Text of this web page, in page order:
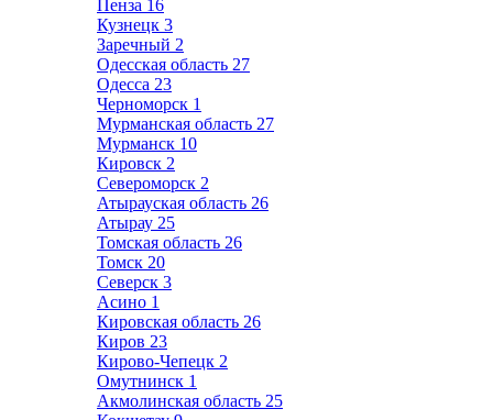
Пенза 16
Кузнецк 3
Заречный 2
Одесская область 27
Одесса 23
Черноморск 1
Мурманская область 27
Мурманск 10
Кировск 2
Североморск 2
Атырауская область 26
Атырау 25
Томская область 26
Томск 20
Северск 3
Асино 1
Кировская область 26
Киров 23
Кирово-Чепецк 2
Омутнинск 1
Акмолинская область 25